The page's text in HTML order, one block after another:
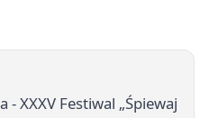
- XXXV Festiwal „Śpiewaj